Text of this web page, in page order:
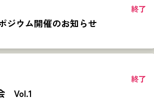
終了
ジウム開催のお知らせ
終了
Vol.1